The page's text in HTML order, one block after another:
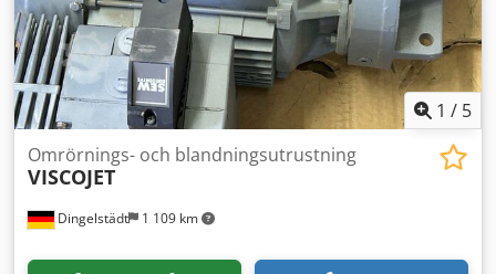
8 bar • El: 3x400V vid 50Hz; 45,0 kVA / 45,0kW • Ånga: 6-8
bar, 45 kg/h Maskinen är fabriksrenoverad och kan
besiktigas. Vi hanterar ditt projekt "nyckelfärdigt" inklusive
installation hos er samt driftsättning.
1 / 5
Dingelstädt 1 109 km
Omrörnings- och blandningsutrustning
VISCOJET